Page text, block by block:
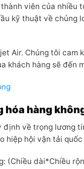
viên của nhiều
kỹ thuật về chủng
Air. Chúng tôi cam
khách hàng sẽ đến
hóa hàng
định về trọng lương
hiệp hội vận tải quốc
(Chiều dài*Chiều